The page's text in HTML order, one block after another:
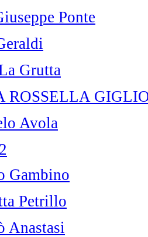
Ponte
Grutta
ROSSELLA
Avola
Gambino
Petrillo
Anastasi